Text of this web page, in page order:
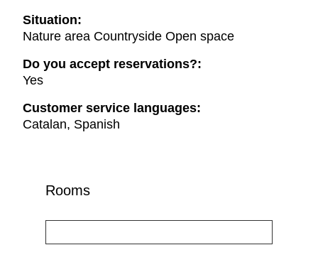
Situation:
Nature area Countryside Open space
Do you accept reservations?:
Yes
Customer service languages:
Catalan, Spanish
Rooms